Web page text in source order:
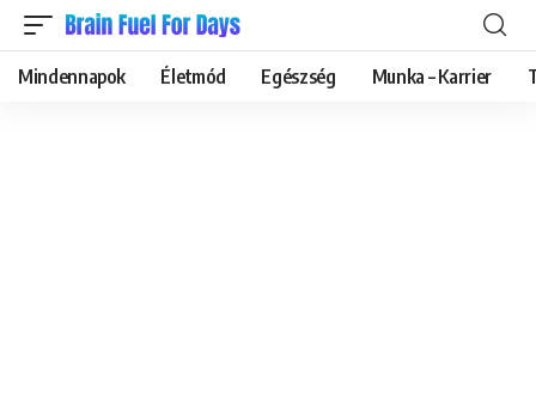
Mindennapok Életmód Egészség Munka – Karrier